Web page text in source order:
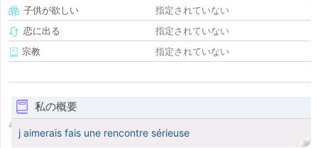
子供が欲しい
指定されていない
恋に出る
指定されていない
宗教
指定されていない
私の概要
j aimerais fais une rencontre sérieuse